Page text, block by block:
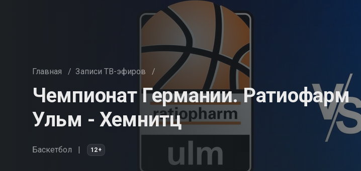
Главная / Записи ТВ-эфиров /
Чемпионат Германии. Ратиофарм
Ульм - Хемнитц
Баскетбол 12+